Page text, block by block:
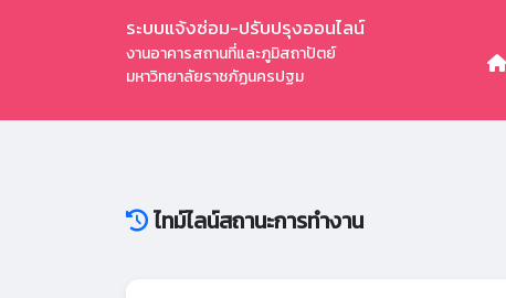
ระบบแจ้งซ่อม-ปรับปรุงออนไลน์
งานอาคารสถานที่และภูมิสถาปัตย์
มหาวิทยาลัยราชภัฏนครปฐม
ไทม์ไลน์สถานะการทำงาน